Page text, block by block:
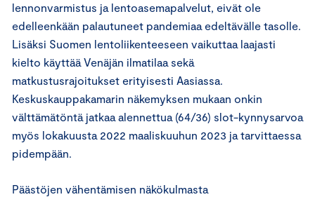
lennonvarmistus ja lentoasemapalvelut, eivät ole
edelleenkään palautuneet pandemiaa edeltävälle tasolle.
Lisäksi Suomen lentoliikenteeseen vaikuttaa laajasti
kielto käyttää Venäjän ilmatilaa sekä
matkustusrajoitukset erityisesti Aasiassa.
Keskuskauppakamarin näkemyksen mukaan onkin
välttämätöntä jatkaa alennettua (64/36) slot-kynnysarvoa
myös lokakuusta 2022 maaliskuuhun 2023 ja tarvittaessa
pidempään.
Päästöjen vähentämisen näkökulmasta